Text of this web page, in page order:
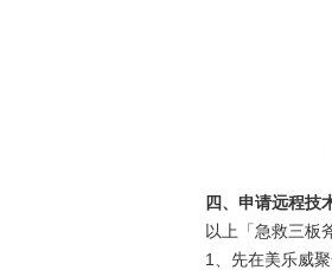
四、申请远程技
以上「急救三板
1
、先在美乐威